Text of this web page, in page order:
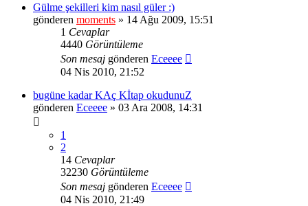
Gülme şekilleri kim nasıl güler :)
gönderen moments » 14 Ağu 2009, 15:51
1 Cevaplar
4440 Görüntüleme
Son mesaj gönderen Eceeee
04 Nis 2010, 21:52
bugüne kadar KAç Kİtap okudunuZ
gönderen Eceeee » 03 Ara 2008, 14:31
1
2
14 Cevaplar
32230 Görüntüleme
Son mesaj gönderen Eceeee
04 Nis 2010, 21:49